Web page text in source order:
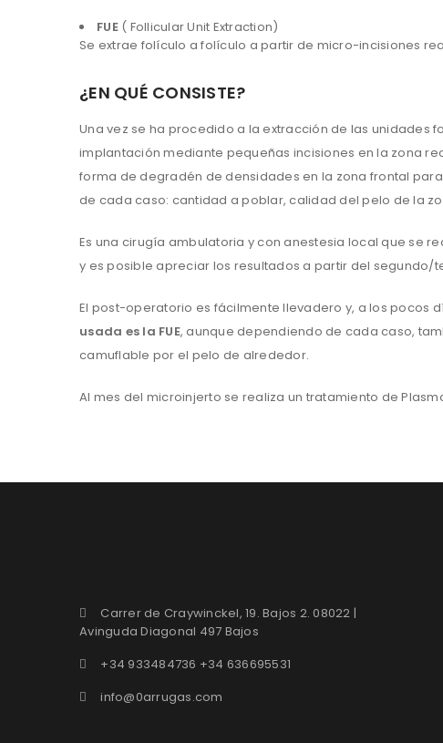
FUE ( Follicular Unit Extraction)
Se extrae folículo a folículo a partir de micro-incisiones
¿EN QUÉ CONSISTE?
Una vez se ha procedido a la extracción de las unidades
implantación mediante pequeñas incisiones en la zona
forma de degradén de densidades en la zona frontal
de cada caso: cantidad a poblar, calidad del pelo de la
Es una cirugía ambulatoria y con anestesia local que se
y es posible apreciar los resultados a partir del
El post-operatorio es fácilmente llevadero y, a los pocos
usada es la FUE, aunque dependiendo de cada caso,
camuflable por el pelo de alrededor.
Al mes del microinjerto se realiza un tratamiento de
Carrer de Craywinckel, 19. Bajos 2. 08022 |
Avinguda Diagonal 497 Bajos
+34 933484736 +34 636695531
info@0arrugas.com